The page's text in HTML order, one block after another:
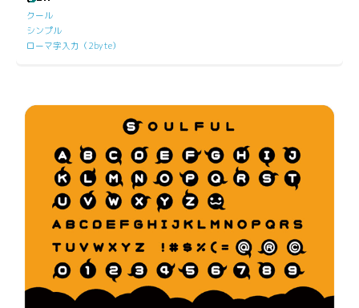
クール
シンプル
ローマ字入力（2byte）